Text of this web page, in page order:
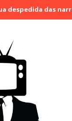
das narrações